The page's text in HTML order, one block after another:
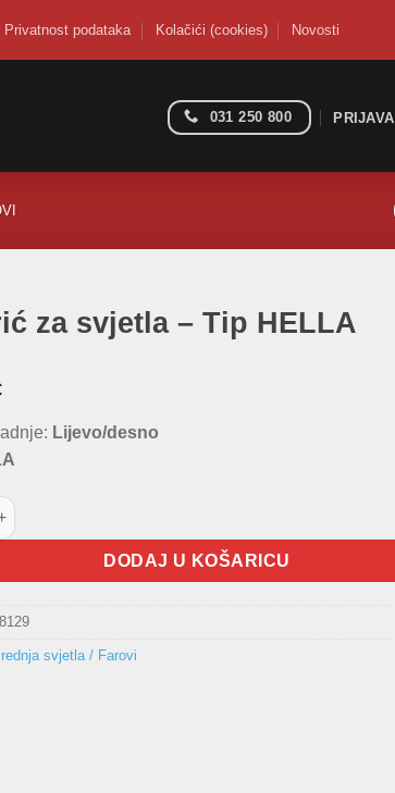
Privatnost podataka Kolačići (cookies) Novosti
031 250 800 PRIJAVA
za svjetla – Tip HELLA
Lijevo/desno
- Tip HELLA količina
DODAJ U KOŠARICU
svjetla / Farovi